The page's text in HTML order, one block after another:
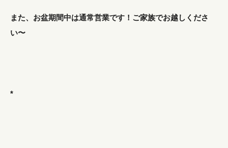
また、お盆期間中は通常営業です！ご家族でお越しくださ
い〜
*